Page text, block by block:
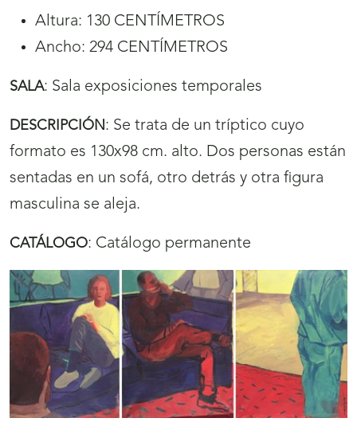
Altura: 130 CENTÍMETROS
Ancho: 294 CENTÍMETROS
SALA: Sala exposiciones temporales
DESCRIPCIÓN: Se trata de un tríptico cuyo
formato es 130x98 cm. alto. Dos personas están
sentadas en un sofá, otro detrás y otra figura
masculina se aleja.
CATÁLOGO: Catálogo permanente